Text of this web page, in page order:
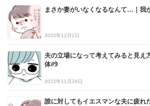
まさか妻がいなくなるなんて…｜我
2022年12月2日
夫の立場になって考えてみると見え
体#9
2022年11月29日
誰に対してもイエスマンな夫に疲れ